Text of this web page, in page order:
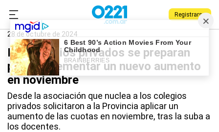
Registrarse
0221.com.ar
Colegios privados
28 de octubre de 2024
Los colegios privados se preparan
para implementar un nuevo aumento
en noviembre
Desde la asociación que nuclea a los colegios
privados solicitaron a la Provincia aplicar un
aumento de las cuotas en noviembre, tras la suba a
los docentes.